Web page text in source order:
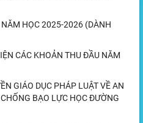
HỌC 2025-2026 (DÀNH
CÁC KHOẢN THU ĐẦU NĂM
GIÁO DỤC PHÁP LUẬT VỀ AN
BẠO LỰC HỌC ĐƯỜNG